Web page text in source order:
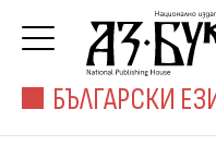
БЪЛГАРСКИ